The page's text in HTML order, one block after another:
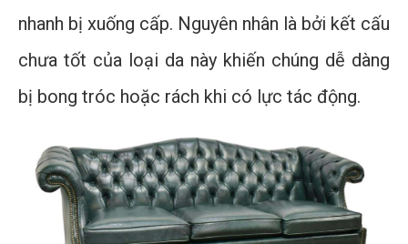
nhanh bị xuống cấp. Nguyên nhân là bởi kết cấu
chưa tốt của loại da này khiến chúng dễ dàng
bị bong tróc hoặc rách khi có lực tác động.